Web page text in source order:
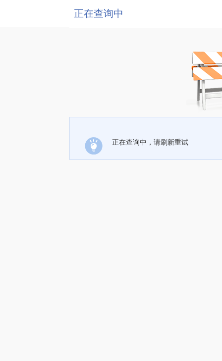
正在查询中
正在查询中，请刷新重试